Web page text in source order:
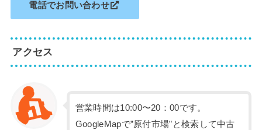
電話でお問い合わせ
アクセス
営業時間は10:00〜20：00です。
GoogleMapで”原付市場”と検索して中古